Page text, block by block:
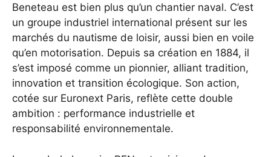
Beneteau est bien plus qu’un chantier naval. C’est
un groupe industriel international présent sur les
marchés du nautisme de loisir, aussi bien en voile
qu’en motorisation. Depuis sa création en 1884, il
s’est imposé comme un pionnier, alliant tradition,
innovation et transition écologique. Son action,
cotée sur Euronext Paris, reflète cette double
ambition : performance industrielle et
responsabilité environnementale.